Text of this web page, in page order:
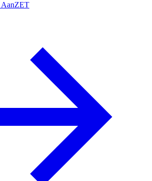
AanZET